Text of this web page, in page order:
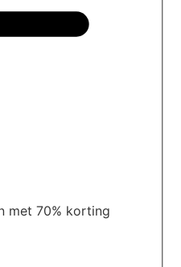
met 70% korting